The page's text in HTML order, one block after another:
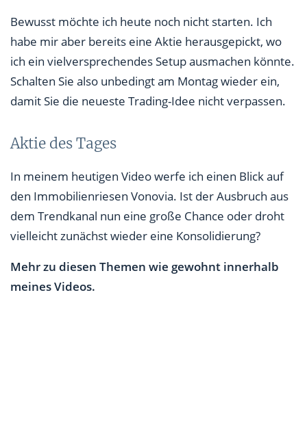
Bewusst möchte ich heute noch nicht starten. Ich
habe mir aber bereits eine Aktie herausgepickt, wo
ich ein vielversprechendes Setup ausmachen könnte.
Schalten Sie also unbedingt am Montag wieder ein,
damit Sie die neueste Trading-Idee nicht verpassen.
Aktie des Tages
In meinem heutigen Video werfe ich einen Blick auf
den Immobilienriesen Vonovia. Ist der Ausbruch aus
dem Trendkanal nun eine große Chance oder droht
vielleicht zunächst wieder eine Konsolidierung?
Mehr zu diesen Themen wie gewohnt innerhalb
meines Videos.